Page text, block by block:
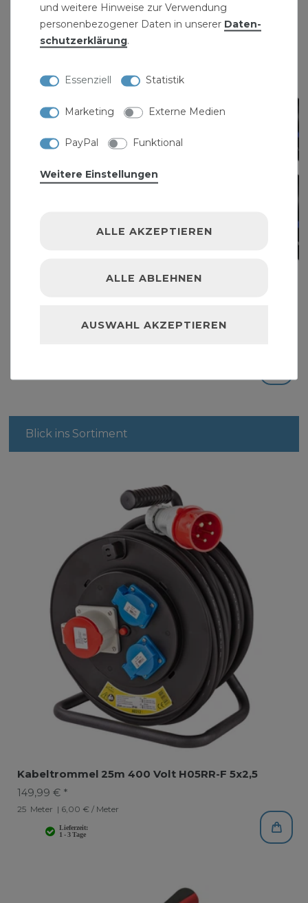
Blick ins Sortiment
Kabeltrommel 25m 400 Volt H05RR-F 5x2,5
149,99 € *
25 Meter | 6,00 € / Meter
und weitere Hinweise zur Verwendung
personenbezogener Daten in unserer Daten­
schutz­erklärung.
Essenziell Statistik
Marketing Externe Medien
PayPal Funktional
Weitere Einstellungen
ALLE AKZEPTIEREN
ALLE ABLEHNEN
AUSWAHL AKZEPTIEREN